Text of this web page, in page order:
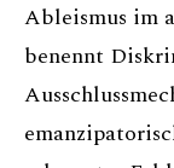
Ableismus im
benennt